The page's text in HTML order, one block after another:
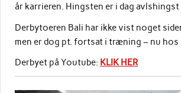
år karrieren. Hingsten er i dag avlshingst
Derbytoeren Bali har ikke vist noget
men er dog pt. fortsat i træning – nu hos
Derbyet på Youtube: KLIK HER